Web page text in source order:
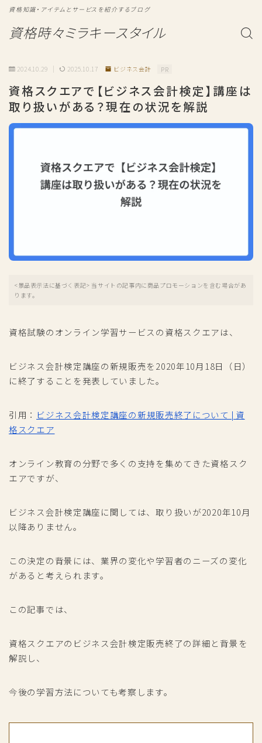
資格時々ミラキースタイル
資格知識・アイテムとサービスを紹介するブログ
2024.10.29 2025.10.17 ビジネス会計 PR
資格スクエアで【ビジネス会計検定】講座は
取り扱いがある？現在の状況を解説
<景品表示法に基づく表記> 当サイトの記事内に商品プロモーションを含む場合があ
ります。
資格試験のオンライン学習サービスの資格スクエアは、
ビジネス会計検定講座の新規販売を2020年10月18日（日）
に終了することを発表していました。
引用： ビジネス会計検定講座の新規販売終了について | 資
格スクエア
オンライン教育の分野で多くの支持を集めてきた資格スク
エアですが、
ビジネス会計検定講座に関しては、取り扱いが2020年10月
以降ありません。
この決定の背景には、業界の変化や学習者のニーズの変化
があると考えられます。
この記事では、
資格スクエアのビジネス会計検定販売終了の詳細と背景を
解説し、
今後の学習方法についても考察します。